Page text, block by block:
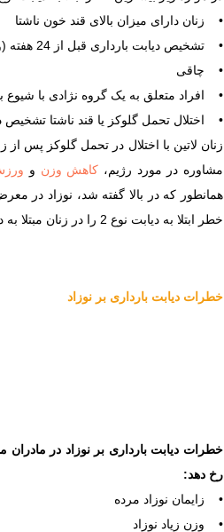
• زنان دارای میزان بالای قند خون ناشتا
• تشخیص دیابت بارداری قبل از 24 هفته (وجود قبلی عدم تحمل گلوکز)
• چاقی
• افراد متعلق به یک گروه نژادی با شیوع بالای دیابت نوع 2 (به
• اختلال تحمل گلوکز یا قند ناشتا تشخیص داده شده در 6
مشاوره در مورد رژیم، کاهش وزن و
همانطور که در بالا گفته شد، نوزاد در
خطر ابتلا به دیابت نوع 2 را در زنان مبتلا به دیابت بارداری که بعد از زایمان دچار عدم تحمل گلوکز یا اختلال گلوکز ناشتا شده اند، کاهش می دهد.
خطرات دیابت بارداری بر نوزاد
رخ دهد:
• زایمان نوزاد مرده
• وزن زیاد نوزاد